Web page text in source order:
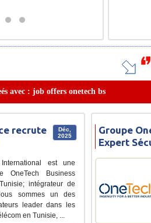
avec : job offers onetech bs
Déc,
2025
recrute
est une
OneTech Business
intégrateur de
sommes un des
leader dans les
en Tunisie, ...
Groupe
Expert